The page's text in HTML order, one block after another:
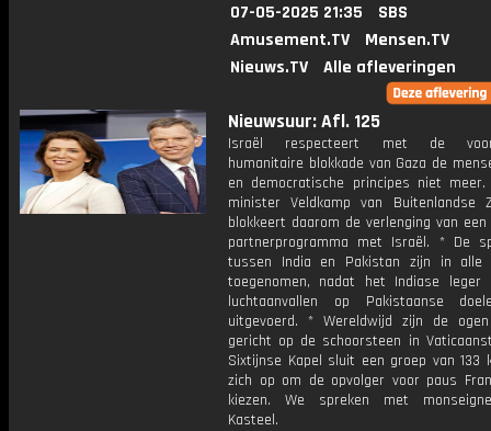
07-05-2025 21:35
SBS
Amusement.TV
Mensen.TV
Nieuws.TV
Alle afleveringen
Nieuwsuur: Afl. 125
Israël respecteert met de
humanitaire blokkade van Gaza de
en democratische principes niet
minister Veldkamp van Buitenlandse
blokkeert daarom de verlenging van een
partnerprogramma met Israël. * De
tussen India en Pakistan zijn in alle
toegenomen, nadat het Indiase leger
luchtaanvallen op Pakistaanse
uitgevoerd. * Wereldwijd zijn de
gericht op de schoorsteen in
Sixtijnse Kapel sluit een groep van 133
zich op om de opvolger voor paus
kiezen. We spreken met
Kasteel.